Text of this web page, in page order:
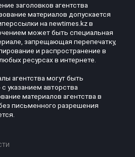
заголовков агентства
материалов допускается
на newtimes.kz в
может быть специальная
запрещающая перепечатку,
и распространение в
ресурсах в интернете.
агентства могут быть
указанием авторства
материалов агентства в
письменного разрешения